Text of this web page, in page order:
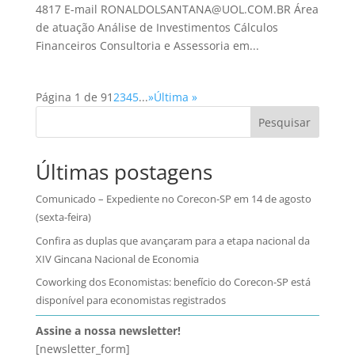
4817 E-mail RONALDOLSANTANA@UOL.COM.BR Área
de atuação Análise de Investimentos Cálculos
Financeiros Consultoria e Assessoria em...
Página 1 de 912345...»Última »
Pesquisar
Últimas postagens
Comunicado – Expediente no Corecon-SP em 14 de agosto
(sexta-feira)
Confira as duplas que avançaram para a etapa nacional da
XIV Gincana Nacional de Economia
Coworking dos Economistas: benefício do Corecon-SP está
disponível para economistas registrados
Assine a nossa newsletter!
[newsletter_form]